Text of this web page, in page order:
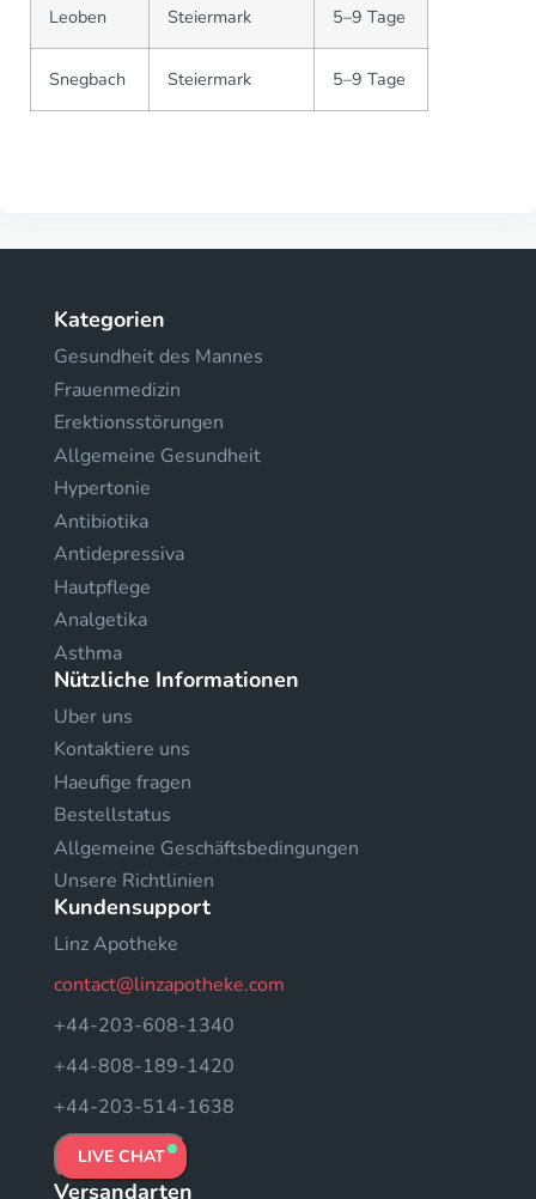
Leoben Steiermark 5–9 Tage
Snegbach Steiermark 5–9 Tage
Kategorien
Gesundheit des Mannes
Frauenmedizin
Erektionsstörungen
Allgemeine Gesundheit
Hypertonie
Antibiotika
Antidepressiva
Hautpflege
Analgetika
Asthma
Nützliche Informationen
Uber uns
Kontaktiere uns
Haeufige fragen
Bestellstatus
Allgemeine Geschäftsbedingungen
Unsere Richtlinien
Kundensupport
Linz Apotheke
contact@linzapotheke.com
+44-203-608-1340
+44-808-189-1420
+44-203-514-1638
LIVE CHAT
Versandarten